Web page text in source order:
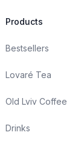
Products
Bestsellers
Lovaré Tea
Old Lviv Coffee
Drinks